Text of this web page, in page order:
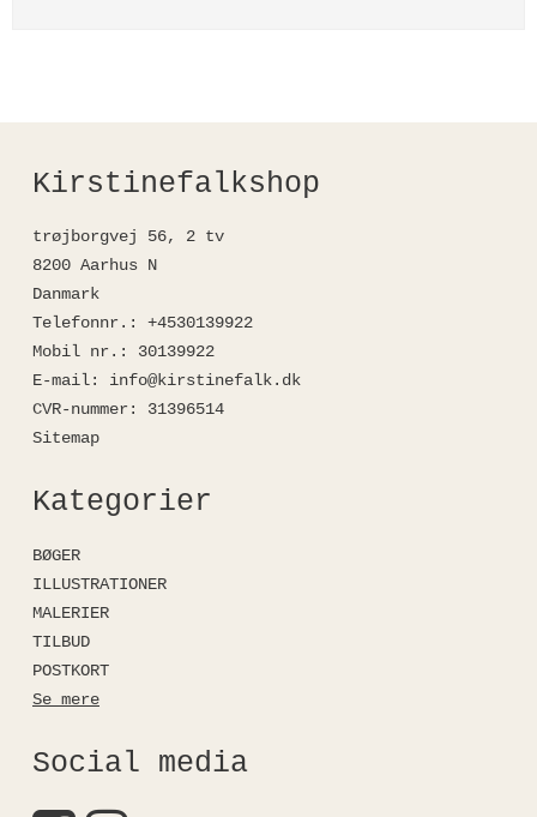
Kirstinefalkshop
trøjborgvej 56, 2 tv
8200 Aarhus N
Danmark
Telefonnr. :
+4530139922
Mobil nr. :
30139922
E-mail:
info@kirstinefalk.dk
CVR-nummer:
31396514
Sitemap
Kategorier
BØGER
ILLUSTRATIONER
MALERIER
TILBUD
POSTKORT
Se mere
Social media